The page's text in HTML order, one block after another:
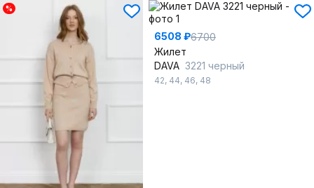
%
6508 ₽6700
Жилет
DAVA 3221 черный
42, 44, 46, 48